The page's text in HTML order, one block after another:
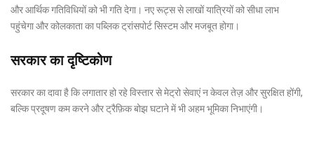
और आर्थिक गतिविधियों को भी गति देगा। नए रूट्स से लाखों यात्रियों को सीधा लाभ
पहुंचेगा और कोलकाता का पब्लिक ट्रांसपोर्ट सिस्टम और मजबूत होगा।
सरकार का दृष्टिकोण
सरकार का दावा है कि लगातार हो रहे विस्तार से मेट्रो सेवाएं न केवल तेज़ और सुरक्षित होंगी,
बल्कि प्रदूषण कम करने और ट्रैफ़िक बोझ घटाने में भी अहम भूमिका निभाएंगी।